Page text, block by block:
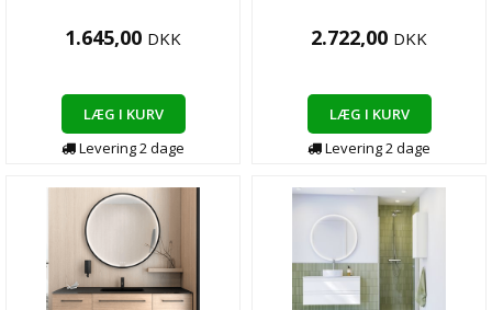
1.645,00 DKK
LÆG I KURV
Levering2dage
2.722,00 DKK
LÆG I KURV
Levering2dage